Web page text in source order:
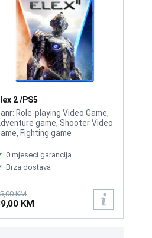
2 /PS5
Role-playing Video Game,
game, Shooter Video
Fighting game
0 mjeseci garancija
Brza dostava
KM
KM